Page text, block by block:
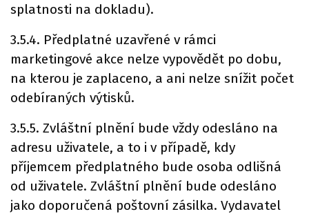
splatnosti na dokladu).
3.5.4. Předplatné uzavřené v rámci
marketingové akce nelze vypovědět po dobu,
na kterou je zaplaceno, a ani nelze snížit počet
odebíraných výtisků.
3.5.5. Zvláštní plnění bude vždy odesláno na
adresu uživatele, a to i v případě, kdy
příjemcem předplatného bude osoba odlišná
od uživatele. Zvláštní plnění bude odesláno
jako doporučená poštovní zásilka. Vydavatel